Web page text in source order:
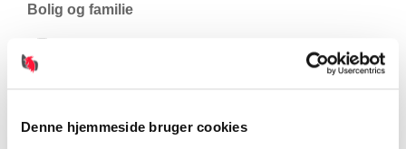
Denne hjemmeside bruger cookies
Bolig og familie
Ulykkesforsikring
Hundeforsikring